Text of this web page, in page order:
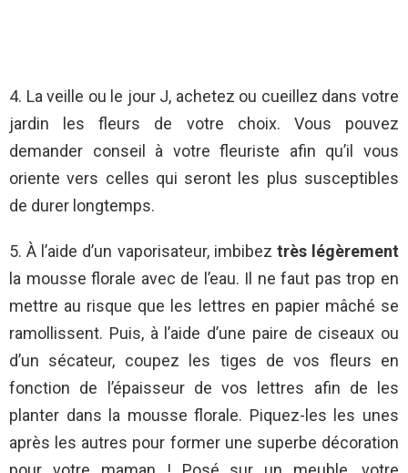
4. La veille ou le jour J, achetez ou cueillez dans votre
jardin les fleurs de votre choix. Vous pouvez
demander conseil à votre fleuriste afin qu’il vous
oriente vers celles qui seront les plus susceptibles
de durer longtemps.
5. À l’aide d’un vaporisateur, imbibez très légèrement
la mousse florale avec de l’eau. Il ne faut pas trop en
mettre au risque que les lettres en papier mâché se
ramollissent. Puis, à l’aide d’une paire de ciseaux ou
d’un sécateur, coupez les tiges de vos fleurs en
fonction de l’épaisseur de vos lettres afin de les
planter dans la mousse florale. Piquez-les les unes
après les autres pour former une superbe décoration